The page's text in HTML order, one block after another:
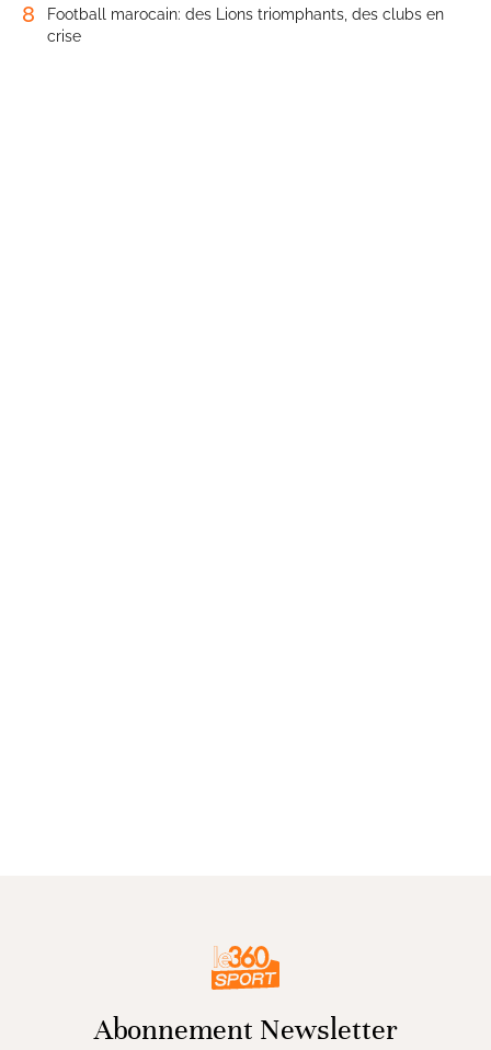
8
Football marocain: des Lions triomphants, des clubs en
crise
Abonnement Newsletter